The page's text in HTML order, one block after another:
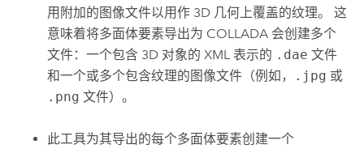
用附加的图像文件以用作 3D 几何上覆盖的纹理。 这
意味着将多面体要素导出为 COLLADA 会创建多个
文件：一个包含 3D 对象的 XML 表示的 .dae 文件
和一个或多个包含纹理的图像文件（例如，
.jpg 或
.png 文件）。
此工具为其导出的每个多面体要素创建一个